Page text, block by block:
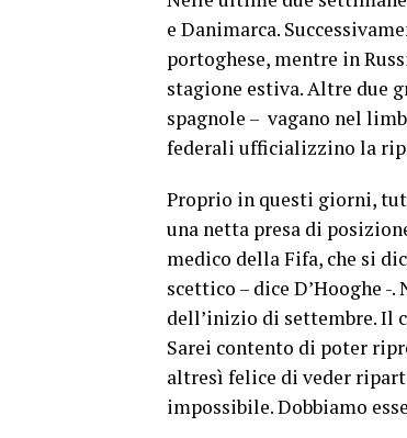
e Danimarca.
portoghese, mentre in
stagione estiva. Altre due
spagnole – vagano nel
federali ufficializzino la
Proprio in questi giorni,
una netta presa di
medico della Fifa, che si
scettico – dice D’Hooghe
dell’inizio di settembre. Il
Sarei contento di poter
altresì felice di veder
impossibile. Dobbiamo